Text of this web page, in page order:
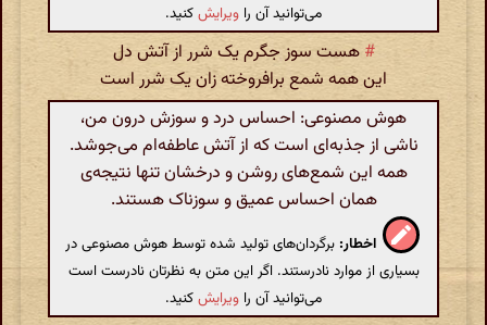
می‌توانید آن را ویرایشکنید.
# هست سوز جگرم یک شرر از آتش دل
این همه شمع برافروخته زان یک شرر است
هوش مصنوعی: احساس درد و سوزش درون من،
ناشی از جذبه‌ای است که از آتش عاطفه‌ام می‌جوشد.
همه این شمع‌های روشن و درخشان تنها نتیجه‌ی
همان احساس عمیق و سوزناک هستند.
اخطار: برگردان‌های تولید شده توسط هوش مصنوعی در
بسیاری از موارد نادرستند. اگر این متن به نظرتان نادرست است
می‌توانید آن را ویرایشکنید.